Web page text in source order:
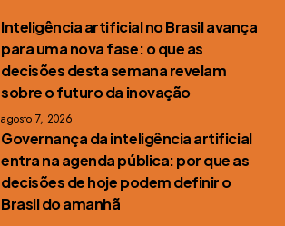
Inteligência artificial no Brasil avança
para uma nova fase: o que as
decisões desta semana revelam
sobre o futuro da inovação
agosto 7, 2026
Governança da inteligência artificial
entra na agenda pública: por que as
decisões de hoje podem definir o
Brasil do amanhã